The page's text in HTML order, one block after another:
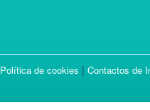
Política de cookies | Contactos de